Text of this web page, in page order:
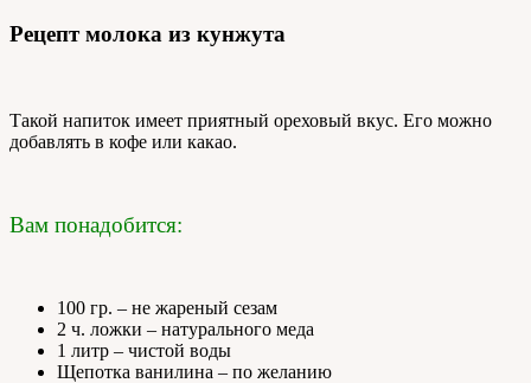
Рецепт молока из кунжута
Такой напиток имеет приятный ореховый вкус. Его можно
добавлять в кофе или какао.
Вам понадобится:
100 гр. – не жареный сезам
2 ч. ложки – натурального меда
1 литр – чистой воды
Щепотка ванилина – по желанию